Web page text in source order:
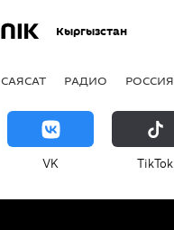
Кыргызстан
САЯСАТ РАДИО РОССИЯ
VK ТikТоk